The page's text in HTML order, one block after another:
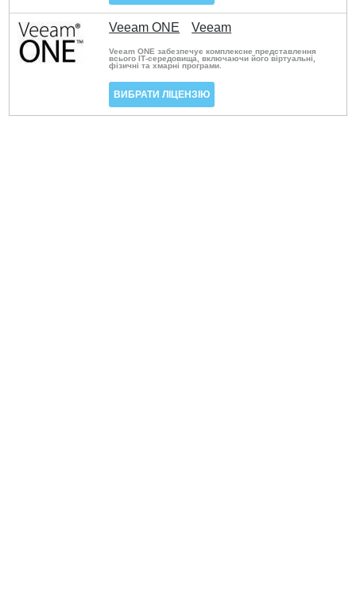
Veeam ONE Veeam
Veeam ONE забезпечує комплексне представлення
всього ІТ-середовища, включаючи його віртуальні,
фізичні та хмарні програми.
ВИБРАТИ ЛІЦЕНЗІЮ